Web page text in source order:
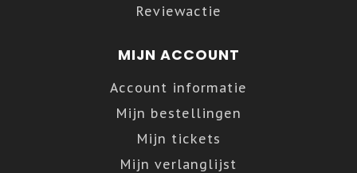
Reviewactie
MIJN ACCOUNT
Account informatie
Mijn bestellingen
Mijn tickets
Mijn verlanglijst